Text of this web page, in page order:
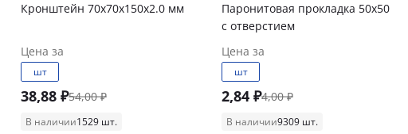
Кронштейн 70х70х150х2.0 мм
Цена за
шт
38,88 ₽54,00 ₽
В наличии1529 шт.
Паронитовая прокладка 50х50
с отверстием
Цена за
шт
2,84 ₽4,00 ₽
В наличии9309 шт.